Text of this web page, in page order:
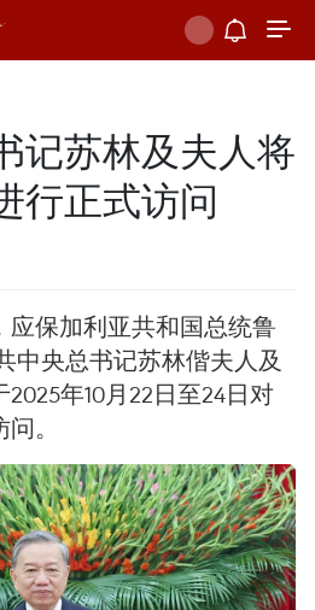
记苏林及夫人将
行正式访问
应保加利亚共和国总统鲁
中央总书记苏林偕夫人及
年10月22日至24日对
。